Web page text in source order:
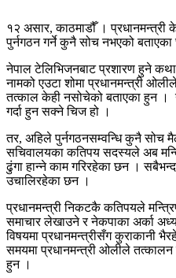
१२ असार, काठमाडौँ । प्रधानमन्त्री
पुर्नगठन गर्ने कुनै सोच नभएको
नेपाल टेलिभिजनबाट प्रशारण हुने
नामको एउटा शोमा प्रधानमन्त्री
तत्काल केही नसोचेको बताएका हुन ।
गर्दा हुन सक्ने चिज हो ।
तर, अहिले पुर्नगठनसम्वन्धि कुनै सोच
सचिवालयका कतिपय सदस्यले अब
ढुंगा हान्ने काम गरिरहेका छन ।
उचालिरहेका छन ।
प्रधानमन्त्री निकटकै कतिपयले
समाचार लेखाउने र नेकपाका अर्का
विषयमा प्रधानमन्त्रीसँग कुराकानी
समयमा प्रधानमन्त्री ओलीले
हुन ।